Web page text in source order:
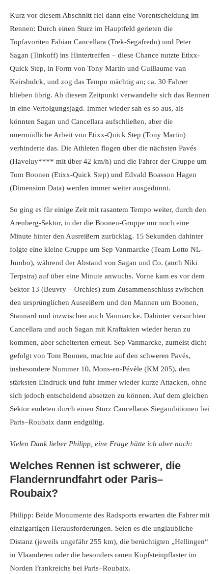
Kurz vor diesem Abschnitt fiel dann eine Vorentscheidung im
Rennen: Durch einen Sturz im Hauptfeld gerieten die
Topfavoriten Fabian Cancellara (Trek-Segafredo) und Peter
Sagan (Tinkoff) ins Hintertreffen – diese Chance nutzte Etixx-
Quick Step, in Form von Tony Martin und Guillaume van
Keirsbulck, und zog das Tempo mächtig an; ca. 30 Fahrer
blieben übrig. Ab diesem Zeitpunkt verwandelte sich das Rennen
in eine Verfolgungsjagd. Immer wieder sah es so aus, als
könnten Sagan und Cancellara aufschließen, aber die
unermüdliche Arbeit von Etixx-Quick Step (Tony Martin)
verhinderte das. Die Athleten flogen über die nächsten Pavés
(Haveluy**** mit über 42 km/h) und die Fahrer der Gruppe um
Tom Boonen (Etixx-Quick Step) und Edvald Boasson Hagen
(Dimension Data) werden immer weiter ausgedünnt.
So ging es für einige Zeit mit rasantem Tempo weiter, durch den
Arenberg-Sektor, in der die Boonen-Gruppe nur noch eine
Minute hinter den Ausreißern zurücklag. 15 Sekunden dahinter
folgte eine kleine Gruppe um Sep Vanmarcke (Team Lotto NL-
Jumbo), während der Abstand von Sagan und Co. (auch Niki
Terpstra) auf über eine Minute anwuchs. Vorne kam es vor dem
Sektor 13 (Beuvry – Orchies) zum Zusammenschluss zwischen
den ursprünglichen Ausreißern und den Mannen um Boonen,
Stannard und inzwischen auch Vanmarcke. Dahinter versuchten
Cancellara und auch Sagan mit Kraftakten wieder heran zu
kommen, aber scheiterten erneut. Sep Vanmarcke, zumeist dicht
gefolgt von Tom Boonen, machte auf den schweren Pavés,
insbesondere Nummer 10, Mons-en-Pévèle (KM 205), den
stärksten Eindruck und fuhr immer wieder kurze Attacken, ohne
sich jedoch entscheidend absetzen zu können. Auf dem gleichen
Sektor endeten durch einen Sturz Cancellaras Siegambitionen bei
Paris–Roubaix dann endgültig.
Vielen Dank lieber Philipp, eine Frage hätte ich aber noch:
Welches Rennen ist schwerer, die
Flandernrundfahrt oder Paris–
Roubaix?
Philipp: Beide Monumente des Radsports erwarten die Fahrer mit
einzigartigen Herausforderungen. Seien es die unglaubliche
Distanz (jeweils ungefähr 255 km), die berüchtigten „Hellingen“
in Vlaanderen oder die besonders rauen Kopfsteinpflaster im
Norden Frankreichs bei Paris–Roubaix.